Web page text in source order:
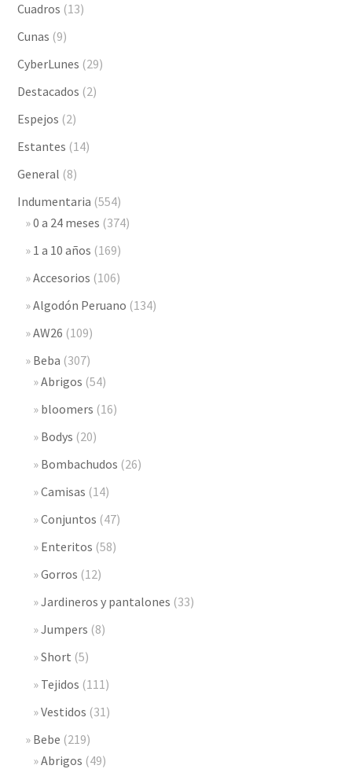
Cuadros (13)
Cunas (9)
CyberLunes (29)
Destacados (2)
Espejos (2)
Estantes (14)
General (8)
Indumentaria (554)
0 a 24 meses (374)
1 a 10 años (169)
Accesorios (106)
Algodón Peruano (134)
AW26 (109)
Beba (307)
Abrigos (54)
bloomers (16)
Bodys (20)
Bombachudos (26)
Camisas (14)
Conjuntos (47)
Enteritos (58)
Gorros (12)
Jardineros y pantalones (33)
Jumpers (8)
Short (5)
Tejidos (111)
Vestidos (31)
Bebe (219)
Abrigos (49)